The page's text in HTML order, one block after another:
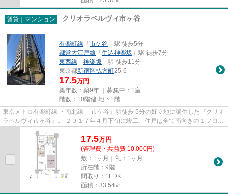
賃貸｜マンション クリオラベルヴィ市ヶ谷
有楽町線 「 市ケ谷 」駅 徒歩5分
都営大江戸線 「 牛込神楽坂 」駅 徒歩7分
東西線 「 神楽坂 」駅 徒歩11分
東京都新宿区払方町25-6
17.5万円
築年数：築9年 ｜募集中： 1室
階数：10階建 地下1階
東京メトロ有楽町線 ・南北線 「市ケ谷」駅徒歩 5分の好立地に誕生した『クリオ
ラベルヴィ市ヶ谷』。 ２０１７年４月下旬に竣工、住戸は全て南向きの１フロア
３戸で構成されており、３...
17.5万円
(管理費・共益費 10,000円)
敷：1ヶ月｜礼：1ヶ月
所在階：9階
間取り：1LDK
面積：33.54㎡